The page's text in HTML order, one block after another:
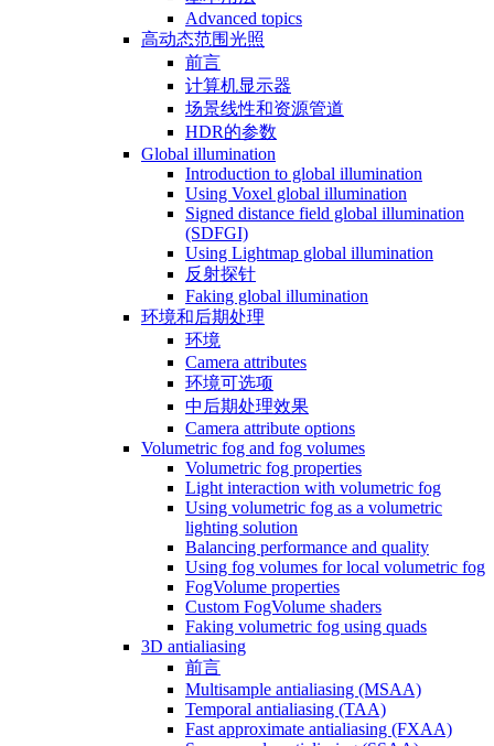
Advanced topics
高动态范围光照
前言
计算机显示器
场景线性和资源管道
HDR的参数
Global illumination
Introduction to global illumination
Using Voxel global illumination
Signed distance field global illumination
(SDFGI)
Using Lightmap global illumination
反射探针
Faking global illumination
环境和后期处理
环境
Camera attributes
环境可选项
中后期处理效果
Camera attribute options
Volumetric fog and fog volumes
Volumetric fog properties
Light interaction with volumetric fog
Using volumetric fog as a volumetric
lighting solution
Balancing performance and quality
Using fog volumes for local volumetric fog
FogVolume properties
Custom FogVolume shaders
Faking volumetric fog using quads
3D antialiasing
前言
Multisample antialiasing (MSAA)
Temporal antialiasing (TAA)
Fast approximate antialiasing (FXAA)